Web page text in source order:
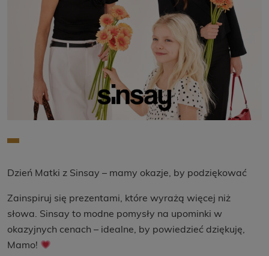
Dzień Matki z Sinsay – mamy okazje, by podziękować
Zainspiruj się prezentami, które wyrażą więcej niż
słowa. Sinsay to modne pomysły na upominki w
okazyjnych cenach – idealne, by powiedzieć dziękuję,
Mamo!